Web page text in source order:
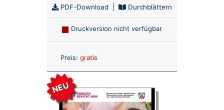
PDF-Download Durchblättern
Druckversion nicht verfügbar
Preis: gratis
NEU